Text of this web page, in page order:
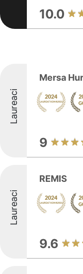
10.0
Laureaci
Mersa
9
Laureaci
REMIS
9.6